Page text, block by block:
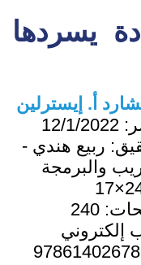
يسردها
أ. إيسترلين
12/1/2022
ربيع هندي -
والبرمجة
240
إلكتروني